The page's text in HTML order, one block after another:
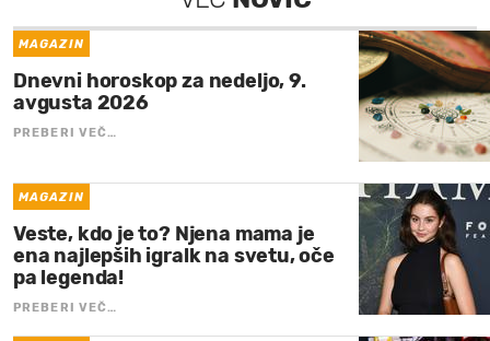
MAGAZIN
Dnevni horoskop za nedeljo, 9.
avgusta 2026
PREBERI VEČ…
MAGAZIN
Veste, kdo je to? Njena mama je
ena najlepših igralk na svetu, oče
pa legenda!
PREBERI VEČ…